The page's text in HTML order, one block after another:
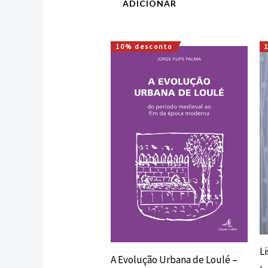
ADICIONAR
10% desconto
A Evolução Urbana de Loulé –
O
preço
era:
12,72 €.
O
preço
é:
11,45 €.